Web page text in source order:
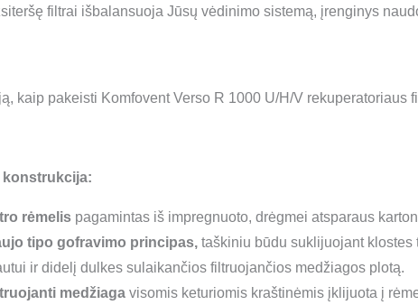
filtrai išbalansuoja Jūsų vėdinimo sistemą, įrenginys
kaip pakeisti Komfovent Verso R 1000 U/H/V rekuperatoriaus
konstrukcija:
rėmelispagamintas iš impregnuoto, drėgmei atsparaus
tipo gofravimo principas, taškiniu būdu suklijuojant
ir didelį dulkes sulaikančios filtruojančios medžiagos plotą.
medžiagavisomis keturiomis kraštinėmis įklijuota į